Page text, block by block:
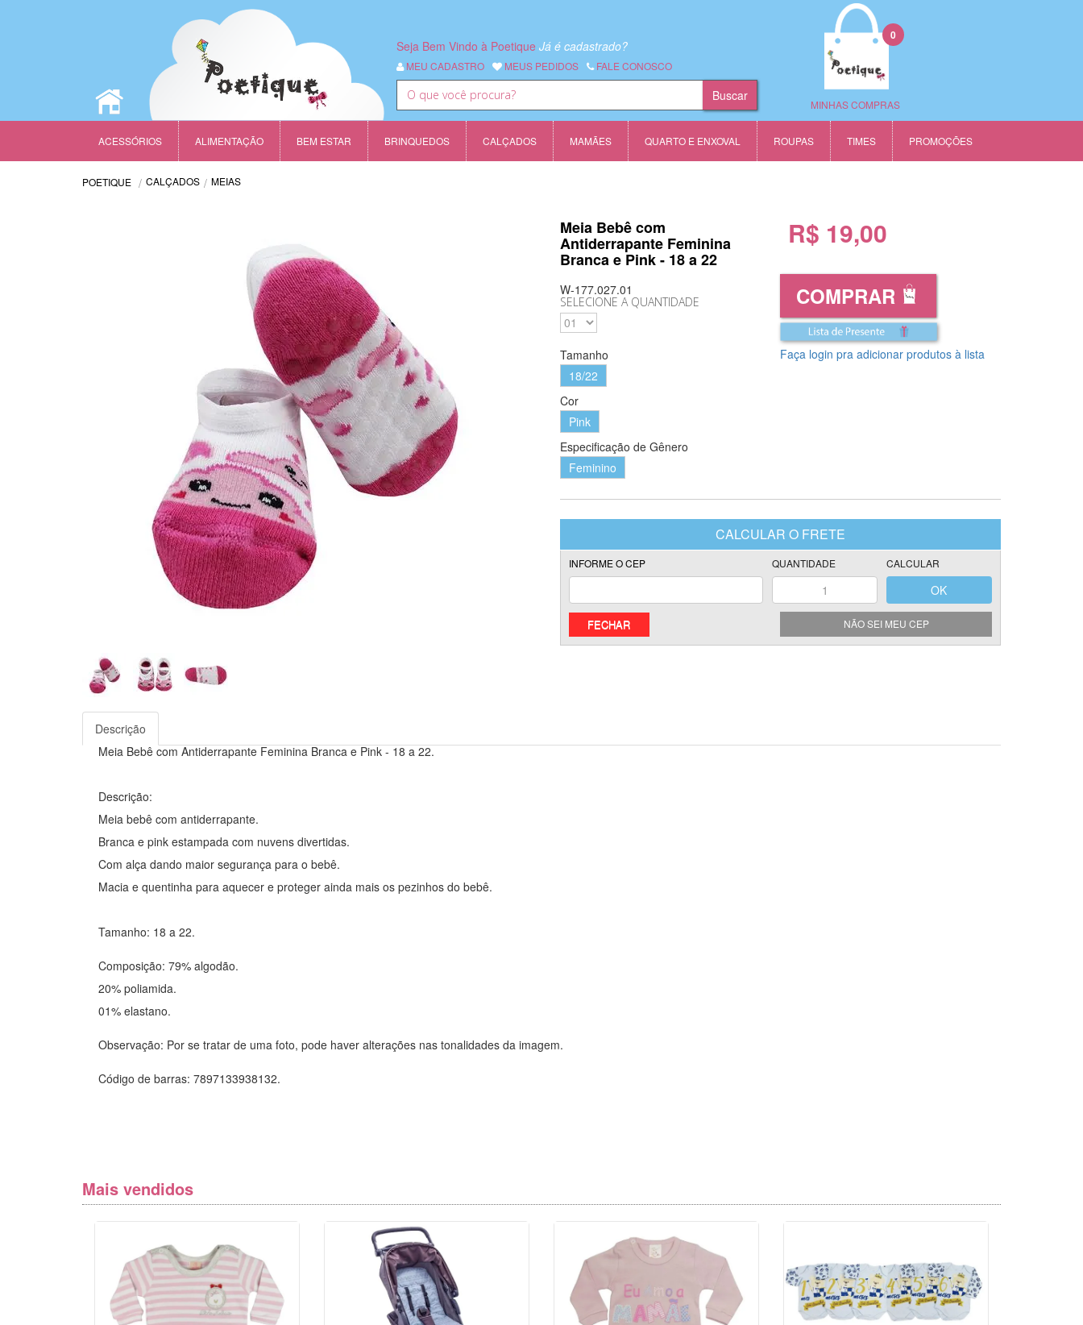
Seja Bem Vindo à Poetique Já é cadastrado?
MEU CADASTRO MEUS PEDIDOS FALE CONOSCO
MINHAS COMPRAS
0
ACESSÓRIOS ALIMENTAÇÃO BEM ESTAR BRINQUEDOS CALÇADOS MAMÃES QUARTO E ENXOVAL ROUPAS TIMES PROMOÇÕES
POETIQUE CALÇADOS MEIAS
R$ 19,00
COMPRAR
Faça login pra adicionar produtos à lista
Meia Bebê com
Antiderrapante Feminina
Branca e Pink - 18 a 22
W-177.027.01
SELECIONE A QUANTIDADE
Tamanho
18/22
Cor
Pink
Especificação de Gênero
Feminino
NÃO SEI MEU CEP
FECHAR
Descrição
Meia Bebê com Antiderrapante Feminina Branca e Pink - 18 a 22.
Descrição:
Meia bebê com antiderrapante.
Branca e pink estampada com nuvens divertidas.
Com alça dando maior segurança para o bebê.
Macia e quentinha para aquecer e proteger ainda mais os pezinhos do bebê.
Tamanho: 18 a 22.
Composição: 79% algodão.
20% poliamida.
01% elastano.
Observação: Por se tratar de uma foto, pode haver alterações nas tonalidades da imagem.
Código de barras: 7897133938132.
Mais vendidos